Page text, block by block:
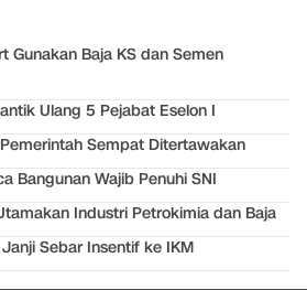
Gunakan Baja KS dan Semen
Ulang 5 Pejabat Eselon I
Sempat Ditertawakan
Bangunan Wajib Penuhi SNI
Industri Petrokimia dan Baja
Sebar Insentif ke IKM